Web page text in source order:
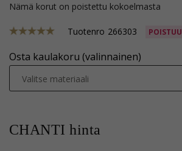
Nämä korut on poistettu kokoelmasta
Tuotenro 266303 POISTUU
Osta kaulakoru (valinnainen)
Valitse materiaali
CHANTI hinta